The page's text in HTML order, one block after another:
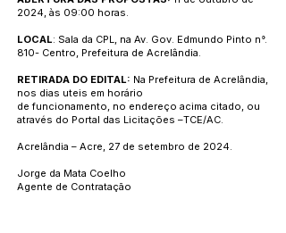
2024, às 09:00 horas.
LOCAL: Sala da CPL, na Av. Gov. Edmundo Pinto n°.
810- Centro, Prefeitura de Acrelândia.
RETIRADA DO EDITAL: Na Prefeitura de Acrelândia,
nos dias uteis em horário
de funcionamento, no endereço acima citado, ou
através do Portal das Licitações –TCE/AC.
Acrelândia – Acre, 27 de setembro de 2024.
Jorge da Mata Coelho
Agente de Contratação